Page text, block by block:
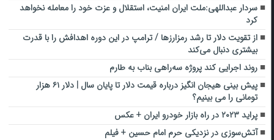
سردار عبداللهی:ملت ایران امنیت، استقلال و عزت خود را معامله نخواهد
کرد
از تقویت دلار تا رشد رمزارزها / ترامپ در این دوره اهدافش را با قدرت
بیشتری دنبال می‌کند
روند اجرایی کند پروژه سه‌راهی بناب به طارم
پیش بینی هیجان انگیز درباره قیمت دلار تا پایان سال | دلار ۶۱ هزار
تومانی را می بینیم؟
پراید ۲۰۲۳ در راه بازار خودرو ایران + عکس
آتش‌سوزی در نزدیکی حرم امام حسین + فیلم